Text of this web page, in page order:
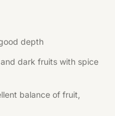
depth
dark fruits with spice
balance of fruit,